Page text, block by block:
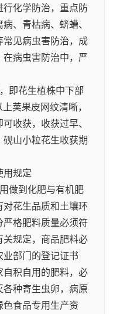
化学防治，重点防
、青枯病、蛴螬、
见病虫害防治，成
病虫害防治中，严
即花生植株中下部
荚果皮网纹清晰，
收获，收获过早、
山小粒花生收获期
规定
做到化肥与有机肥
花生品质和土壤环
格肥料质量必须符
规定，商品肥料必
部门的登记证书
自积自用的肥料，必
种寄生虫卵，病原
食品专用生产资